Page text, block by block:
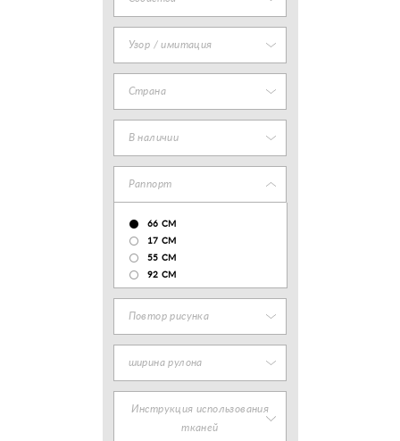
Узор / имитация
Страна
В наличии
Раппорт
66 СМ
17 CM
55 СМ
92 СМ
Повтор рисунка
ширина рулона
Инструкция использования
тканей